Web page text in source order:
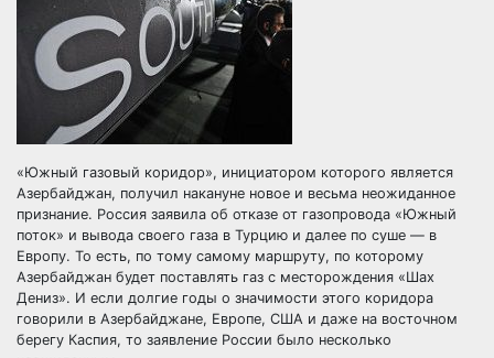
«Южный газовый коридор», инициатором которого является
Азербайджан, получил накануне новое и весьма неожиданное
признание. Россия заявила об отказе от газопровода «Южный
поток» и вывода своего газа в Турцию и далее по суше — в
Европу. То есть, по тому самому маршруту, по которому
Азербайджан будет поставлять газ с месторождения «Шах
Дениз». И если долгие годы о значимости этого коридора
говорили в Азербайджане, Европе, США и даже на восточном
берегу Каспия, то заявление России было несколько